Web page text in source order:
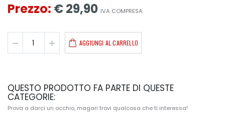
Prezzo: € 29,90 IVA COMPRESA
AGGIUNGI AL CARRELLO
QUESTO PRODOTTO FA PARTE DI QUESTE
CATEGORIE:
Prova a darci un occhio, magari trovi qualcosa che ti interessa!